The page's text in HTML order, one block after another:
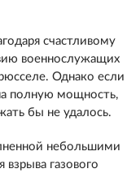
счастливому
военнослужащих
Однако если
полную мощность,
бы не удалось.
небольшими
газового